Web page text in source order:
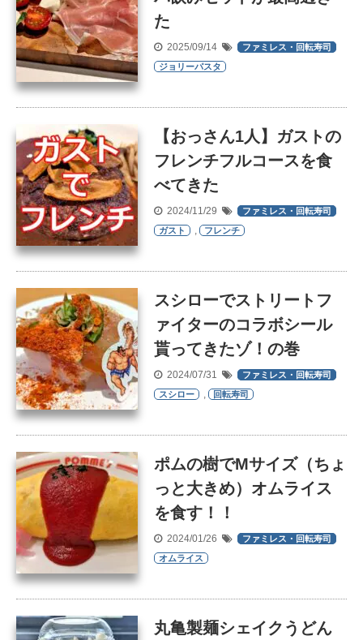
た
2025/09/14
ファミレス・回転寿司
ジョリーパスタ
【おっさん1人】ガストの
フレンチフルコースを食
べてきた
2024/11/29
ファミレス・回転寿司
ガスト
, フレンチ
スシローでストリートフ
ァイターのコラボシール
貰ってきたゾ！の巻
2024/07/31
ファミレス・回転寿司
スシロー
, 回転寿司
ポムの樹でMサイズ（ちょ
っと大きめ）オムライス
を食す！！
2024/01/26
ファミレス・回転寿司
オムライス
丸亀製麺シェイクうどん